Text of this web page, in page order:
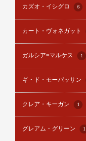
カズオ・イシグロ 6
カート・ヴォネガット
ガルシア=マルケス 1
ギ・ド・モーパッサン
クレア・キーガン 1
グレアム・グリーン 1